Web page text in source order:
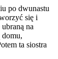
po dwunastu
się i
na
domu,
ta siostra